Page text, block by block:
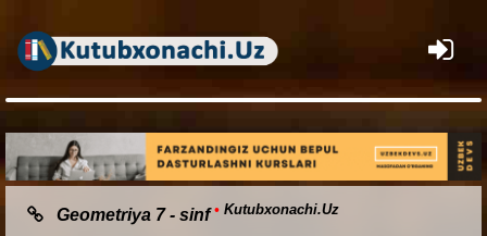
×
Geometriya 7 - sinf• Kutubxonachi.Uz